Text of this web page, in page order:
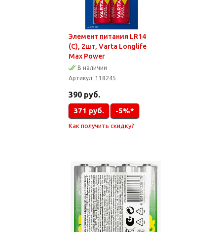
Элемент питания LR14
(C), 2шт, Varta Longlife
Max Power
В наличии
Артикул: 118245
390 руб.
371 руб. -5%*
Как получить скидку?